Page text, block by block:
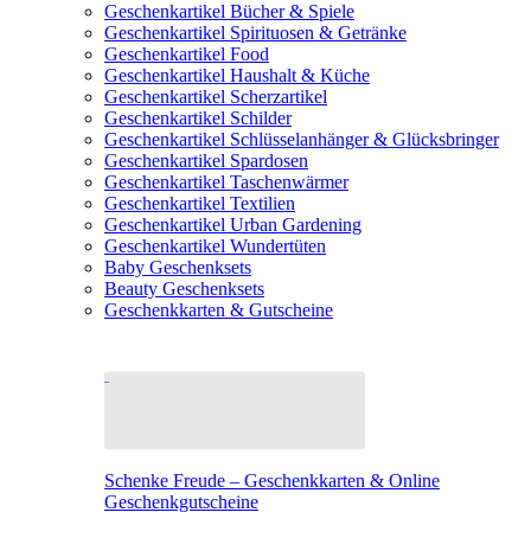
Geschenkartikel Bücher & Spiele
Geschenkartikel Spirituosen & Getränke
Geschenkartikel Food
Geschenkartikel Haushalt & Küche
Geschenkartikel Scherzartikel
Geschenkartikel Schilder
Geschenkartikel Schlüsselanhänger & Glücksbringer
Geschenkartikel Spardosen
Geschenkartikel Taschenwärmer
Geschenkartikel Textilien
Geschenkartikel Urban Gardening
Geschenkartikel Wundertüten
Baby Geschenksets
Beauty Geschenksets
Geschenkkarten & Gutscheine
Schenke Freude – Geschenkkarten & Online
Geschenkgutscheine